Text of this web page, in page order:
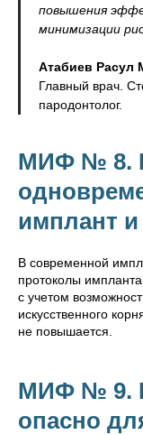
повышения
минимизации
Атабиев Расул
Главный врач.
пародонтолог.
МИФ № 8.
имплант и
В современной
протоколы
с учетом
искусственного
не повышается.
МИФ № 9.
опасно